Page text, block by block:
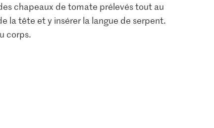
chapeaux de tomate prélevés tout au
la tête et y insérer la langue de serpent.
corps.